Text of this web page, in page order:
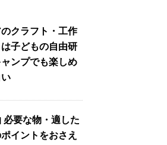
クラフト・工作
子どもの自由研
ンプでも楽しめ
必要な物・適した
イントをおさえ